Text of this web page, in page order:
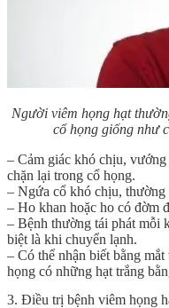
Người viêm họng hạt
cổ họng giống như
– Cảm giác khó chịu,
chặn lại trong cổ họng.
– Ngứa cổ khó chịu, thường
– Ho khan hoặc ho có đờm
– Bệnh thường tái phát mỗi
biệt là khi chuyển lạnh.
– Có thể nhận biết bằng
họng có những hạt trắng
3. Điều trị bệnh viêm họng